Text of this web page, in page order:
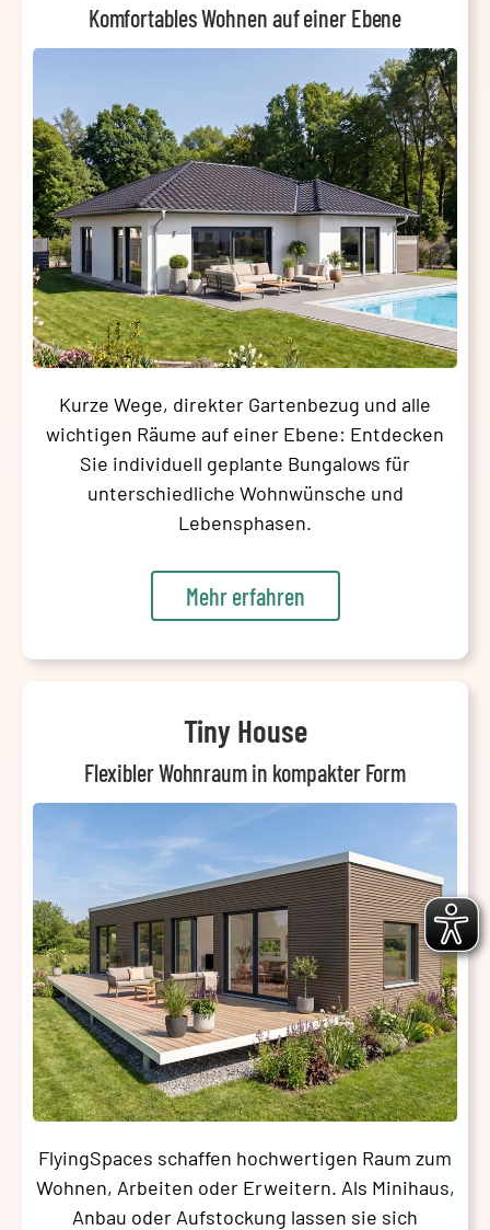
Komfortables Wohnen auf einer Ebene
Kurze Wege, direkter Gartenbezug und alle
wichtigen Räume auf einer Ebene: Entdecken
Sie individuell geplante Bungalows für
unterschiedliche Wohnwünsche und
Lebensphasen.
Mehr erfahren
Tiny House
Flexibler Wohnraum in kompakter Form
FlyingSpaces schaffen hochwertigen Raum zum
Wohnen, Arbeiten oder Erweitern. Als Minihaus,
Anbau oder Aufstockung lassen sie sich